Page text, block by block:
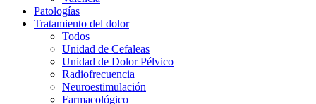
Patologías
Tratamiento del dolor
Todos
Unidad de Cefaleas
Unidad de Dolor Pélvico
Radiofrecuencia
Neuroestimulación
Farmacológico